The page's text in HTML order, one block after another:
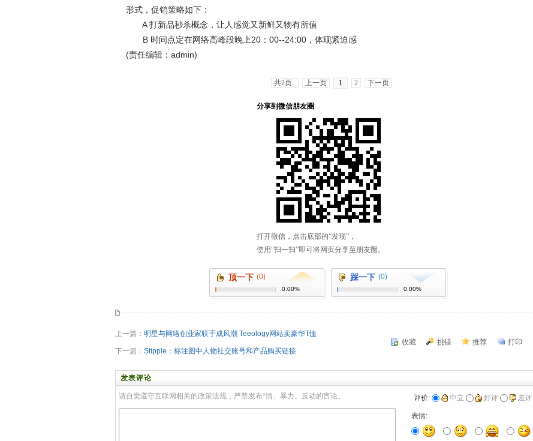
形式，促销策略如下：
A 打新品秒杀概念，让人感觉又新鲜又物有所值
B 时间点定在网络高峰段晚上20：00--24:00，体现紧迫感
(责任编辑：admin)
共2页: 上一页 1 2 下一页
顶一下 (0)
0.00%
踩一下 (0)
0.00%
上一篇： 明星与网络创业家联手成风潮 Teeology网站卖豪华T恤
下一篇： Stipple：标注图中人物社交账号和产品购买链接
收藏 挑错 推荐 打印
发表评论
请自觉遵守互联网相关的政策法规，严禁发布*情、暴力、反动的言论。 评价: 中立 好评 差评
表情: